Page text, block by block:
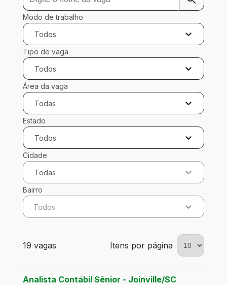
Modo de trabalho
Todos
Tipo de vaga
Todos
Área da vaga
Todas
Estado
Todos
Cidade
Todas
Bairro
Todos
19 vagas encontradas para 0 filtros aplicados
19 vagas Itens por página
Analista Contábil Sênior - Joinville/SC